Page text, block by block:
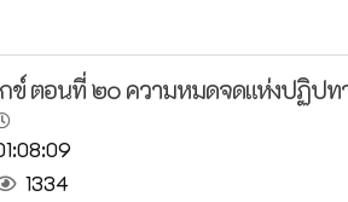
กข์ ตอนที่ ๒๐ ความหมดจดแห่งปฏิ
1334